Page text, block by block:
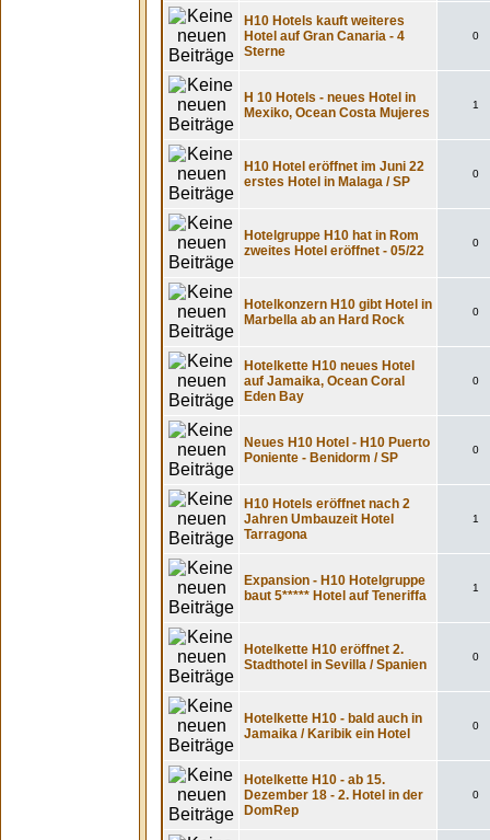
H10 Hotels kauft weiteres
Hotel auf Gran Canaria - 4
Sterne
0
H 10 Hotels - neues Hotel in
Mexiko, Ocean Costa Mujeres
1
H10 Hotel eröffnet im Juni 22
erstes Hotel in Malaga / SP
0
Hotelgruppe H10 hat in Rom
zweites Hotel eröffnet - 05/22
0
Hotelkonzern H10 gibt Hotel in
Marbella ab an Hard Rock
0
Hotelkette H10 neues Hotel
auf Jamaika, Ocean Coral
Eden Bay
0
Neues H10 Hotel - H10 Puerto
Poniente - Benidorm / SP
0
H10 Hotels eröffnet nach 2
Jahren Umbauzeit Hotel
Tarragona
1
Expansion - H10 Hotelgruppe
baut 5***** Hotel auf Teneriffa
1
Hotelkette H10 eröffnet 2.
Stadthotel in Sevilla / Spanien
0
Hotelkette H10 - bald auch in
Jamaika / Karibik ein Hotel
0
Hotelkette H10 - ab 15.
Dezember 18 - 2. Hotel in der
DomRep
0